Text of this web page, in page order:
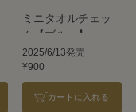
ミニタオルチェッ
ク【ブルー】
2025/6/13発売
¥900
カートに入れる